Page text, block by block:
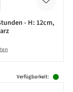
- H: 12cm,
Verfügbarkeit: